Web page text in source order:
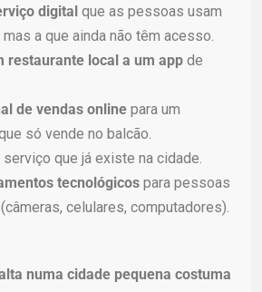
digital que as pessoas usam
a que ainda não têm acesso.
restaurante local a um app de
de vendas online para um
só vende no balcão.
que já existe na cidade.
tecnológicos para pessoas
celulares, computadores).
numa cidade pequena costuma